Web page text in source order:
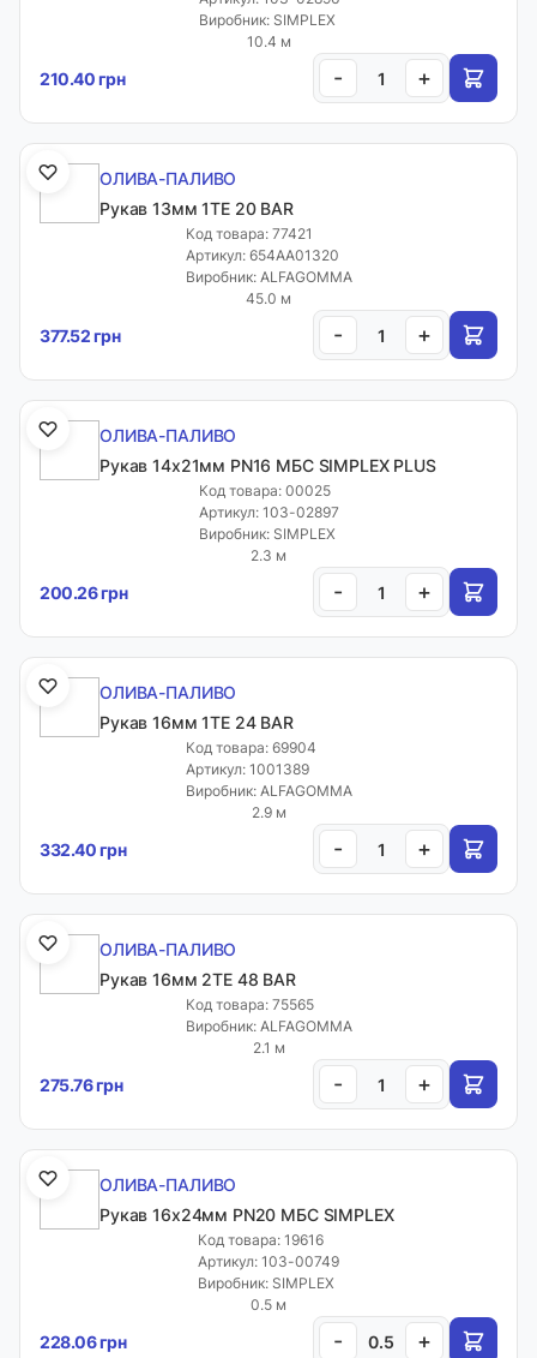
Виробник: SIMPLEX
10.4 м
210.40 грн - +
ОЛИВА-ПАЛИВО
Рукав 13мм 1ТЕ 20 BAR
Код товара: 77421
Артикул: 654АА01320
Виробник: ALFAGOMMA
45.0 м
377.52 грн - +
ОЛИВА-ПАЛИВО
Рукав 14х21мм PN16 МБС SIMPLEX PLUS
Код товара: 00025
Артикул: 103-02897
Виробник: SIMPLEX
2.3 м
200.26 грн - +
ОЛИВА-ПАЛИВО
Рукав 16мм 1ТЕ 24 BAR
Код товара: 69904
Артикул: 1001389
Виробник: ALFAGOMMA
2.9 м
332.40 грн - +
ОЛИВА-ПАЛИВО
Рукав 16мм 2ТЕ 48 BAR
Код товара: 75565
Виробник: ALFAGOMMA
2.1 м
275.76 грн - +
ОЛИВА-ПАЛИВО
Рукав 16х24мм PN20 МБС SIMPLEX
Код товара: 19616
Артикул: 103-00749
Виробник: SIMPLEX
0.5 м
228.06 грн - +